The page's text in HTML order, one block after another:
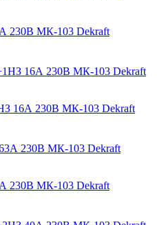
230В МК-103 Dekraft
16А 230В МК-103 Dekraft
230В МК-103 Dekraft